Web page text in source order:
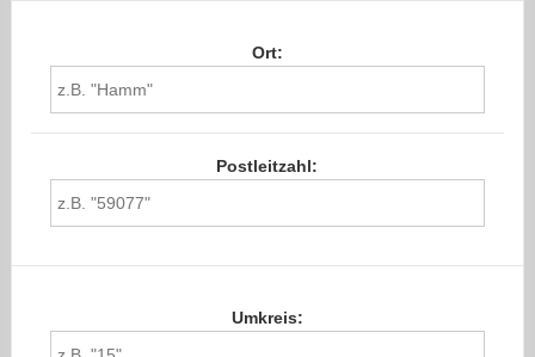
Ort:
Postleitzahl:
Umkreis: